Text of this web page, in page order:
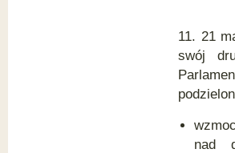
11. 21
swój
nad